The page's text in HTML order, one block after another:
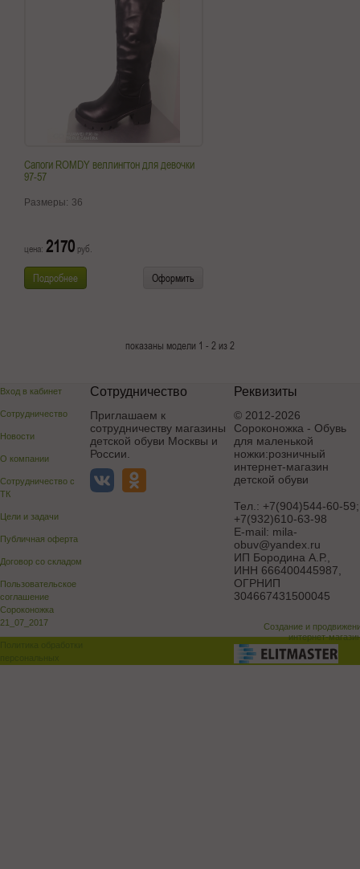
Сапоги ROMDY веллингтон для девочки
97-57
Размеры: 36
цена: 2170 руб.
Подробнее Оформить
показаны модели 1 - 2 из 2
Вход в кабинет
Сотрудничество
Новости
О компании
Сотрудничество с
ТК
Цели и задачи
Публичная оферта
Договор со складом
Пользовательское
соглашение
Сороконожка
21_07_2017
Сотрудничество
Приглашаем к
сотрудничеству магазины
детской обуви Москвы и
России.
Реквизиты
© 2012-2026
Сороконожка - Обувь
для маленькой
ножки:розничный
интернет-магазин
детской обуви
Тел.: +7(904)544-60-59;
+7(932)610-63-98
E-mail: mila-
obuv@yandex.ru
ИП Бородина А.Р.
ИНН 666400445987,
ОГРНИП
304667431500045
Создание и
интернет-